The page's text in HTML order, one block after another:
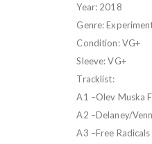
Year: 2018
Genre:
Condition: VG+
Sleeve: VG+
Tracklist:
A1 –Olev Muska
A2 –Delaney/
A3 –Free